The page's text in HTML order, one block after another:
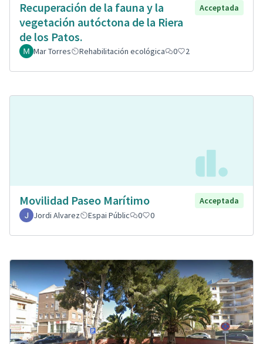
Recuperación de la fauna y la
vegetación autóctona de la Riera
de los Patos.
Acceptada
Mar Torres Rehabilitación ecológica 0 2
Movilidad Paseo Marítimo
Acceptada
Jordi Alvarez
Espai Públic 0 0